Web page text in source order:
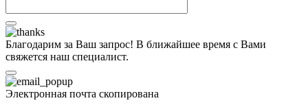
Благодарим за Ваш запрос! В ближайшее время с Вами
свяжется наш специалист.
Электронная почта скопирована